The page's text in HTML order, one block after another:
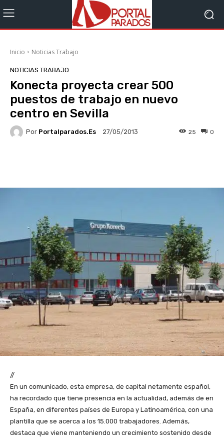
Inicio Noticias Trabajo
NOTICIAS TRABAJO
Konecta proyecta crear 500
puestos de trabajo en nuevo
centro en Sevilla
Por Portalparados.es 27/05/2013 0
25
//
En un comunicado, esta empresa, de capital netamente español,
ha recordado que tiene presencia en la actualidad, además de en
España, en diferentes países de Europa y Latinoamérica, con una
plantilla que se acerca a los 15.000 trabajadores. Además,
destaca que viene manteniendo un crecimiento sostenido desde